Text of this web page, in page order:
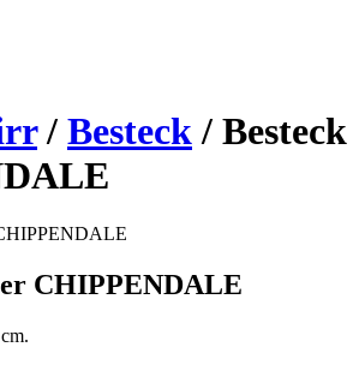
/ Besteck / Besteck
CHIPPENDALE